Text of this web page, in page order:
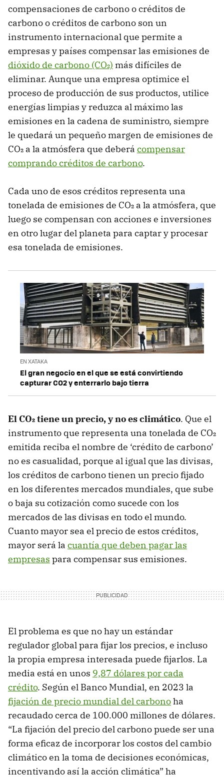
compensaciones de carbono o créditos de
carbono o créditos de carbono son un
instrumento internacional que permite a
empresas y países compensar las emisiones de
dióxido de carbono (CO₂) más difíciles de
eliminar. Aunque una empresa optimice el
proceso de producción de sus productos, utilice
energías limpias y reduzca al máximo las
emisiones en la cadena de suministro, siempre
le quedará un pequeño margen de emisiones de
CO₂ a la atmósfera que deberá compensar
comprando créditos de carbono.
Cada uno de esos créditos representa una
tonelada de emisiones de CO₂ a la atmósfera, que
luego se compensan con acciones e inversiones
en otro lugar del planeta para captar y procesar
esa tonelada de emisiones.
EN XATAKA
El gran negocio en el que se está convirtiendo
capturar CO2 y enterrarlo bajo tierra
El CO₂ tiene un precio, y no es climático. Que el
instrumento que representa una tonelada de CO₂
emitida reciba el nombre de ‘crédito de carbono’
no es casualidad, porque al igual que las divisas,
los créditos de carbono tienen un precio fijado
en los diferentes mercados mundiales, que sube
o baja su cotización como sucede con los
mercados de las divisas en todo el mundo.
Cuanto mayor sea el precio de estos créditos,
mayor será la cuantía que deben pagar las
empresas para compensar sus emisiones.
El problema es que no hay un estándar
regulador global para fijar los precios, e incluso
la propia empresa interesada puede fijarlos. La
media está en unos 9,87 dólares por cada
crédito. Según el Banco Mundial, en 2023 la
fijación de precio mundial del carbonoha
recaudado cerca de 100.000 millones de dólares.
“La fijación del precio del carbono puede ser una
forma eficaz de incorporar los costos del cambio
climático en la toma de decisiones económicas,
incentivando así la acción climática” ha